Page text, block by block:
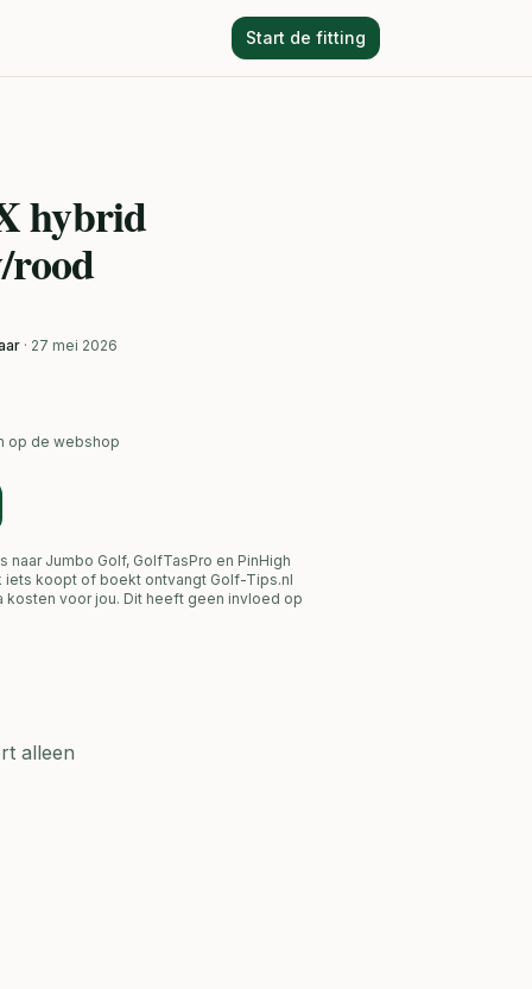
Start de fitting
hybrid
rood
· 27 mei 2026
op de webshop
naar Jumbo Golf, GolfTasPro en PinHigh
iets koopt of boekt ontvangt Golf-Tips.nl
voor jou. Dit heeft geen invloed op
alleen